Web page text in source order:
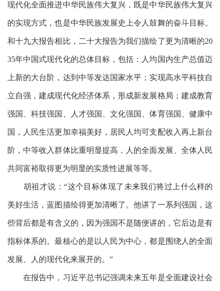
现代化全面推进中华民族伟大复兴，既是中华民族伟大复兴
的实现方式，也是中华民族发展史上令人鼓舞的奋斗目标。
和十九大报告相比，二十大报告为我们描绘了更为清晰的20
35年中国式现代化的总体目标，包括：人均国内生产总值迈
上新的大台阶，达到中等发达国家水平；实现高水平科技自
立自强，建成现代化经济体系，形成新发展格局；建成教育
强国、科技强国、人才强国、文化强国、体育强国、健康中
国，人民生活更加幸福美好，居民人均可支配收入再上新台
阶，中等收入群体比重明显提高，人的全面发展、全体人民
共同富裕取得更为明显的实质性进展等等。
胡祖才说：“这个目标体现了未来我们将过上什么样的
美好生活，蓝图描绘得更加清晰了。他讲了一系列强国，这
些背后都是有含义的，因为强国不是随便讲的，它后边是有
指标体系的。最核心的是以人民为中心，都是围绕人的全面
发展、人的现代化来展开的。”
在报告中，习近平总书记强调未来五年是全面建设社会